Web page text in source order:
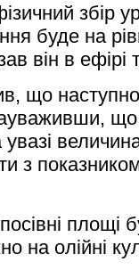
збір
буде на
він в
що
з
площі
на олійні